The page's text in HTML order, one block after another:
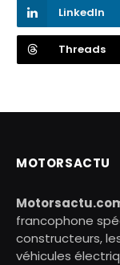
LinkedIn
Threads
MOTORSACTU
francophone
constructeurs,
véhicules